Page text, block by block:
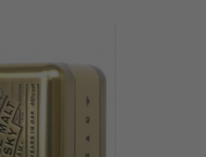
WISHLIST